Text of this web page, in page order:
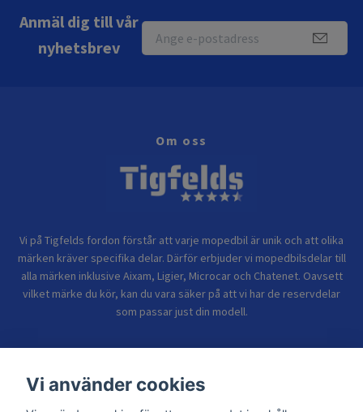
Anmäl dig till vår
nyhetsbrev
Om oss
Vi på Tigfelds fordon förstår att varje mopedbil är unik och att olika
märken kräver specifika delar. Därför erbjuder vi mopedbilsdelar till
alla märken inklusive Aixam, Ligier, Microcar och Chatenet. Oavsett
vilket märke du kör, kan du vara säker på att vi har de reservdelar
som passar just din modell.
Vi använder cookies